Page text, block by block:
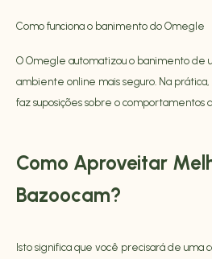
Como funciona o banimento do Omegle
O Omegle automatizou o banimento de
ambiente online mais seguro. Na
faz suposições sobre o comportamentos
Como Aproveitar
Bazoocam?
Isto significa que você precisará de uma